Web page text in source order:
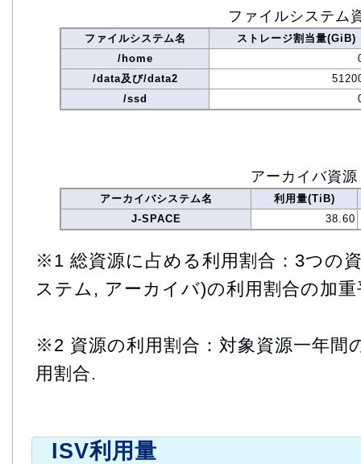
ファイルシステム
ファイルシステム名
ストレージ割当量(GiB)
/home
/data及び/data2
/ssd
アーカイバ資源
アーカイバシステム名
利用量(TiB)
J-SPACE
38.60
※1 総資源に占める利用割合：3つの
ステム, アーカイバ)の利用割合の加重
※2 資源の利用割合：対象資源一年間
用割合.
ISV利用量